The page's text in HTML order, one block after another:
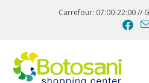
Carrefour: 07:00-22:00 //